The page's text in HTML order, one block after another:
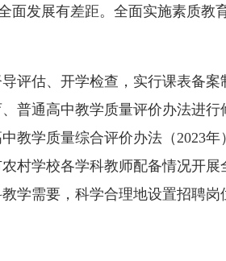
发展有差距。全面实施素质教
估、开学检查，实行课表备案
普通高中教学质量评价办法进
中教学质量综合评价办法（2023
村学校各学科教师配备情况开
学需要，科学合理地设置招聘